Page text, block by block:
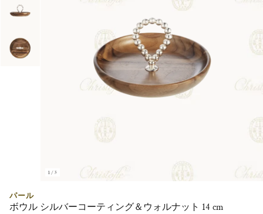
1/3
パール
ボウル シルバーコーティング＆ウォルナット 14 cm